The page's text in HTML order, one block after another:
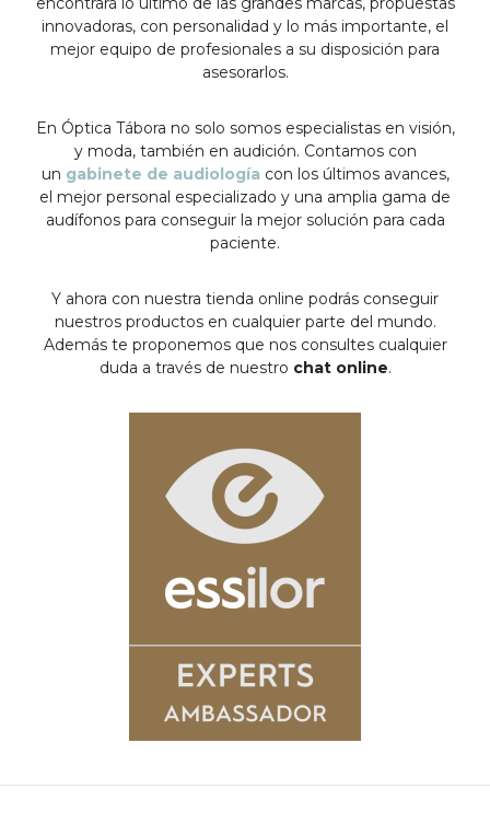
innovadoras, con personalidad y lo más importante, el
mejor equipo de profesionales a su disposición para
asesorarlos.
En Óptica Tábora no solo somos especialistas en visión,
y moda, también en audición. Contamos con
un gabinete de audiología con los últimos avances,
el mejor personal especializado y una amplia gama de
audífonos para conseguir la mejor solución para cada
paciente.
Y ahora con nuestra tienda online podrás conseguir
nuestros productos en cualquier parte del mundo.
Además te proponemos que nos consultes cualquier
duda a través de nuestro chat online.